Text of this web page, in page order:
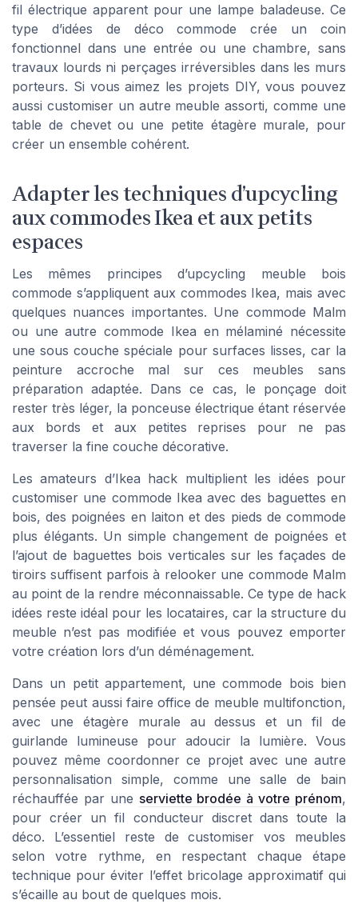
fil électrique apparent pour une lampe baladeuse. Ce
type d’idées de déco commode crée un coin
fonctionnel dans une entrée ou une chambre, sans
travaux lourds ni perçages irréversibles dans les murs
porteurs. Si vous aimez les projets DIY, vous pouvez
aussi customiser un autre meuble assorti, comme une
table de chevet ou une petite étagère murale, pour
créer un ensemble cohérent.
Adapter les techniques d’upcycling
aux commodes Ikea et aux petits
espaces
Les mêmes principes d’upcycling meuble bois
commode s’appliquent aux commodes Ikea, mais avec
quelques nuances importantes. Une commode Malm
ou une autre commode Ikea en mélaminé nécessite
une sous couche spéciale pour surfaces lisses, car la
peinture accroche mal sur ces meubles sans
préparation adaptée. Dans ce cas, le ponçage doit
rester très léger, la ponceuse électrique étant réservée
aux bords et aux petites reprises pour ne pas
traverser la fine couche décorative.
Les amateurs d’Ikea hack multiplient les idées pour
customiser une commode Ikea avec des baguettes en
bois, des poignées en laiton et des pieds de commode
plus élégants. Un simple changement de poignées et
l’ajout de baguettes bois verticales sur les façades de
tiroirs suffisent parfois à relooker une commode Malm
au point de la rendre méconnaissable. Ce type de hack
idées reste idéal pour les locataires, car la structure du
meuble n’est pas modifiée et vous pouvez emporter
votre création lors d’un déménagement.
Dans un petit appartement, une commode bois bien
pensée peut aussi faire office de meuble multifonction,
avec une étagère murale au dessus et un fil de
guirlande lumineuse pour adoucir la lumière. Vous
pouvez même coordonner ce projet avec une autre
personnalisation simple, comme une salle de bain
réchauffée par une serviette brodée à votre prénom,
pour créer un fil conducteur discret dans toute la
déco. L’essentiel reste de customiser vos meubles
selon votre rythme, en respectant chaque étape
technique pour éviter l’effet bricolage approximatif qui
s’écaille au bout de quelques mois.